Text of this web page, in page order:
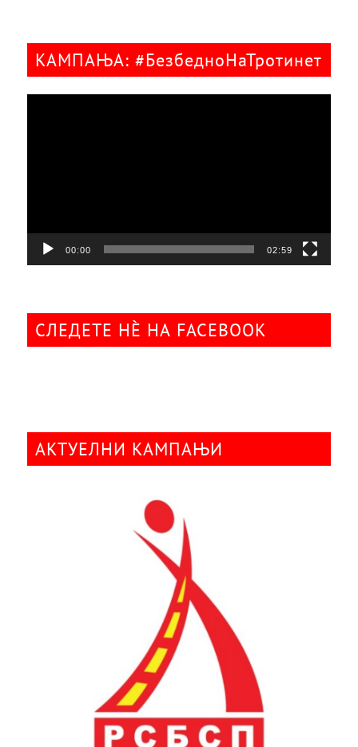
КАМПАЊА: #БезбедноНаТротинет
00:00 02:59
СЛЕДЕТЕ НÈ НА FACEBOOK
АКТУЕЛНИ КАМПАЊИ